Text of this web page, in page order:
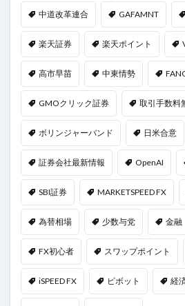
中道改革連合 GAFAMNT
楽天証券 楽天ポイント
高市早苗 中東情勢
GMOクリック証券 取引手数料
ボリンジャーバンド 日米合意
証券会社最新情報 OpenAI
SBI証券 MARKETSPEED FX
為替相場 少数与党 金融
FX初心者 スワップポイント
iSPEED FX ピボット 経